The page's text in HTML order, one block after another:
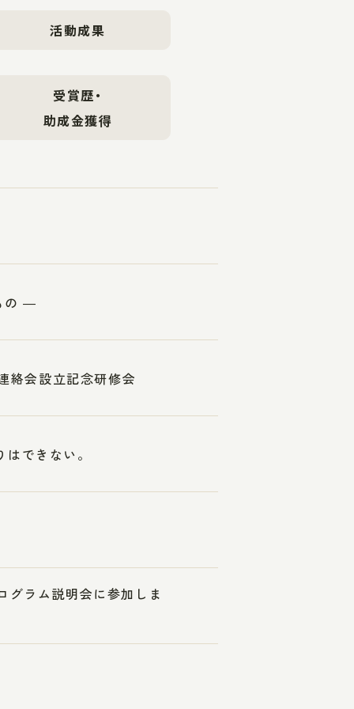
活動成果
受賞歴・
助成金獲得
の ―
絡会設立記念研修会
できない。
グラム説明会に参加しま